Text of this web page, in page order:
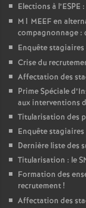
Elections à l’ESPE
M1 MEEFen
compagnonnage :
Enquête
Crise du
Affectation des
Prime Spéciale
aux interventions
Titularisation des
Enquête
Dernière liste des
Titularisation : le
Formation des
recrutement!
Affectation des